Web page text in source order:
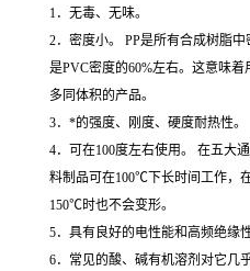
1．无毒、无味。
2．密度小。 PP是所有合成树脂中
是PVC密度的60%左右。这意味
多同体积的产品。
3．*的强度、刚度、硬度耐热性。
4．可在100度左右使用。 在五大
料制品可在100℃下长时间工作，
150℃时也不会变形。
5．具有良好的电性能和高频绝缘
6．常见的酸、碱有机溶剂对它几